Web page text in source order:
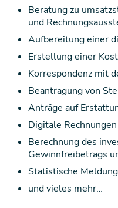
Beratung zu
und
Aufbereitung einer
Erstellung einer
Korrespondenz mit
Beantragung von
Anträge auf
Digitale
Berechnung des
Gewinnfreibetrags
Statistische
und vieles mehr…